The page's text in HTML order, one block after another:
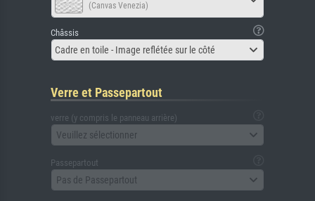
(Canvas Venezia)
Châssis
Cadre en toile - Image reflétée sur le côté
Verre et Passepartout
verre (y compris le panneau arrière)
Veuillez sélectionner
Passepartout
Pas de Passepartout